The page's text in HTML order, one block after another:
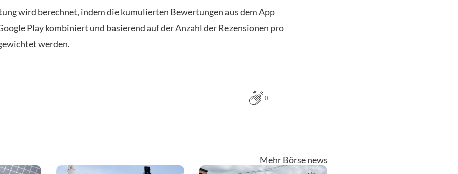
wird berechnet, indem die kumulierten Bewertungen aus dem App
Play kombiniert und basierend auf der Anzahl der Rezensionen pro
werden.
0
Mehr Börse news